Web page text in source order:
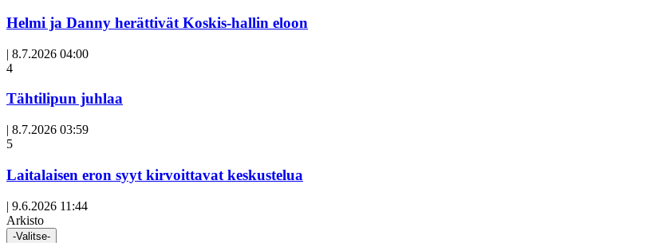
Helmi ja Danny herättivät Koskis-hallin eloon
| 8.7.2026 04:00
Avoin
4
Tähtilipun juhlaa
| 8.7.2026 03:59
Avoin
5
Laitalaisen eron syyt kirvoittavat keskustelua
| 9.6.2026 11:44
Arkisto
-Valitse-